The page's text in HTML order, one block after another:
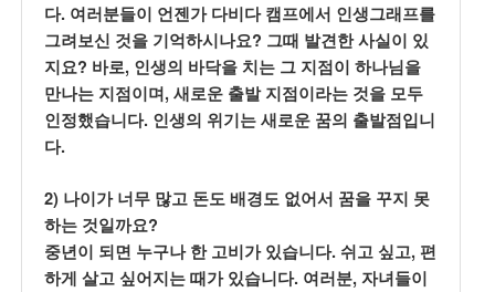
다. 여러분들이 언젠가 다비다 캠프에서 인생그래프를
그려보신 것을 기억하시나요? 그때 발견한 사실이 있
지요? 바로, 인생의 바닥을 치는 그 지점이 하나님을
만나는 지점이며 , 새로운 출발 지점이라는 것을 모두
인정했습니다. 인생의 위기는 새로운 꿈의 출발점입니
다.
2) 나이가 너무 많고 돈도 배경도 없어서 꿈을 꾸지 못
하는 것일까요?
중년이 되면 누구나 한 고비가 있습니다. 쉬고 싶고, 편
하게 살고 싶어지는 때가 있습니다. 여러분, 자녀들이